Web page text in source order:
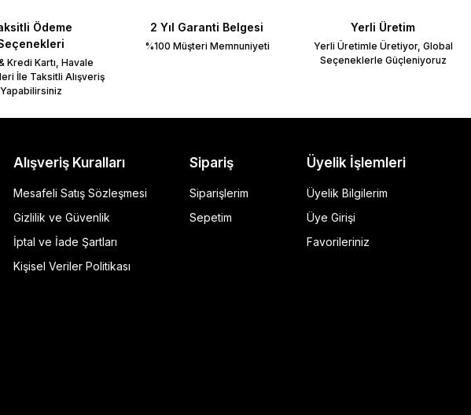
Motosiklet Çantası Siyah
Ödeme
Kredi Kartı, Havale
İle Taksitli Alışveriş
Yapabilirsiniz
2 Yıl Garanti Belgesi
%100 Müşteri Memnuniyeti
Yerli Üretim
Yerli Üretimle Üretiyor, Global
Seçeneklerle Güçleniyoruz
Alışveriş Kuralları
Mesafeli Satış Sözleşmesi
Gizlilik ve Güvenlik
İptal ve İade Şartları
Kişisel Veriler Politikası
Sipariş
Siparişlerim
Sepetim
Üyelik İşlemleri
Üyelik Bilgilerim
Üye Girişi
Favorileriniz